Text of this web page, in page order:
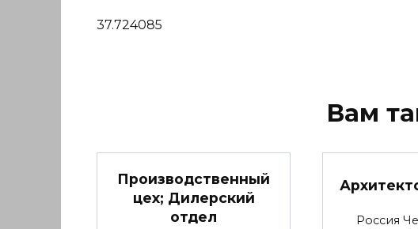
37.724085
Вам
Производственный
цех; Дилерский
отдел
Россия